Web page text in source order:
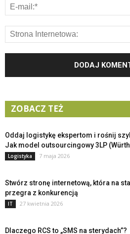
ZOBACZ TEŻ
Oddaj logistykę ekspertom i rośnij
Jak model outsourcingowy 3LP
Logistyka 7 maja 2026
Stwórz stronę internetową, która na
przegra z konkurencją
IT 27 kwietnia 2026
Dlaczego RCS to „SMS na sterydach”?